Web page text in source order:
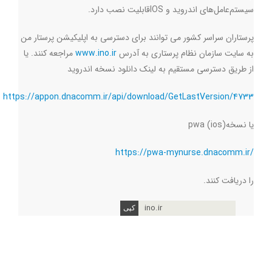
سیستم‌عامل‌های اندروید و IOSقابلیت نصب دارد.
پرستاران سراسر کشور می توانند برای دسترسی به اپلیکیشن پرستار من
به سایت سازمان نظام پرستاری به آدرسwww.ino.irمراجعه کنند. یا
از طریق دسترسی مستقیم به لینک دانلود نسخه اندروید
https://appon.dnacomm.ir/api/download/GetLastVersion/4733
یا نسخهpwa (ios)
https://pwa-mynurse.dnacomm.ir/
را دریافت کنند.
ino.ir